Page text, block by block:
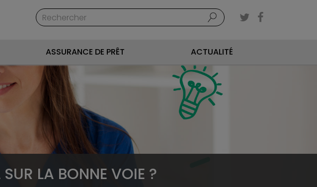
ASSURANCE DE PRÊT ACTUALITÉ
LA BONNE VOIE ?